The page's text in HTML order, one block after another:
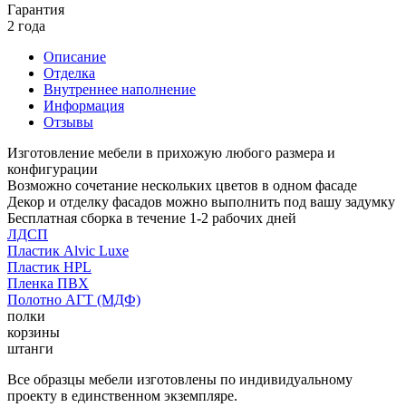
Гарантия
2 года
Описание
Отделка
Внутреннее наполнение
Информация
Отзывы
Изготовление мебели в прихожую любого размера и
конфигурации
Возможно сочетание нескольких цветов в одном фасаде
Декор и отделку фасадов можно выполнить под вашу задумку
Бесплатная сборка в течение 1-2 рабочих дней
ЛДСП
Пластик Alvic Luxe
Пластик HPL
Пленка ПВХ
Полотно АГТ (МДФ)
полки
корзины
штанги
Все образцы мебели изготовлены по индивидуальному
проекту в единственном экземпляре.